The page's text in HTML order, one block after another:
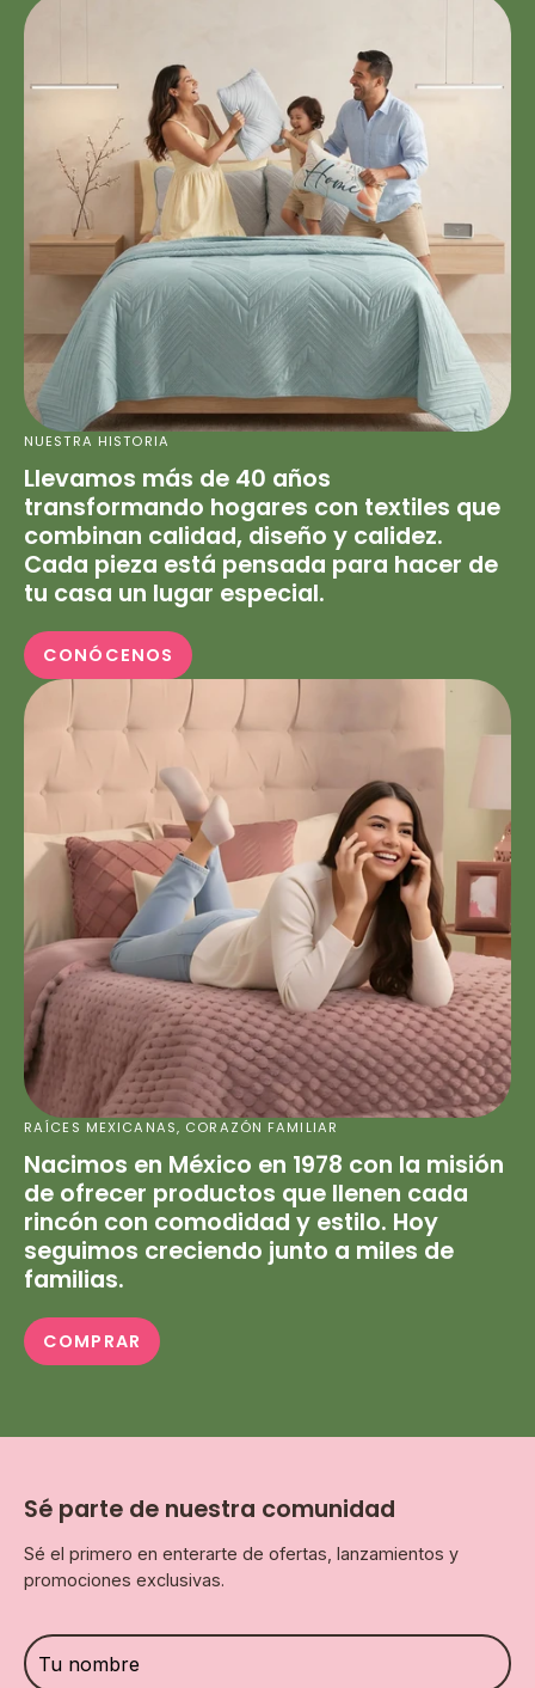
NUESTRA HISTORIA
Llevamos más de 40 años
transformando hogares con textiles que
combinan calidad, diseño y calidez.
Cada pieza está pensada para hacer de
tu casa un lugar especial.
CONÓCENOS
RAÍCES MEXICANAS, CORAZÓN FAMILIAR
Nacimos en México en 1978 con la misión
de ofrecer productos que llenen cada
rincón con comodidad y estilo. Hoy
seguimos creciendo junto a miles de
familias.
COMPRAR
Sé parte de nuestra comunidad
Sé el primero en enterarte de ofertas, lanzamientos y
promociones exclusivas.